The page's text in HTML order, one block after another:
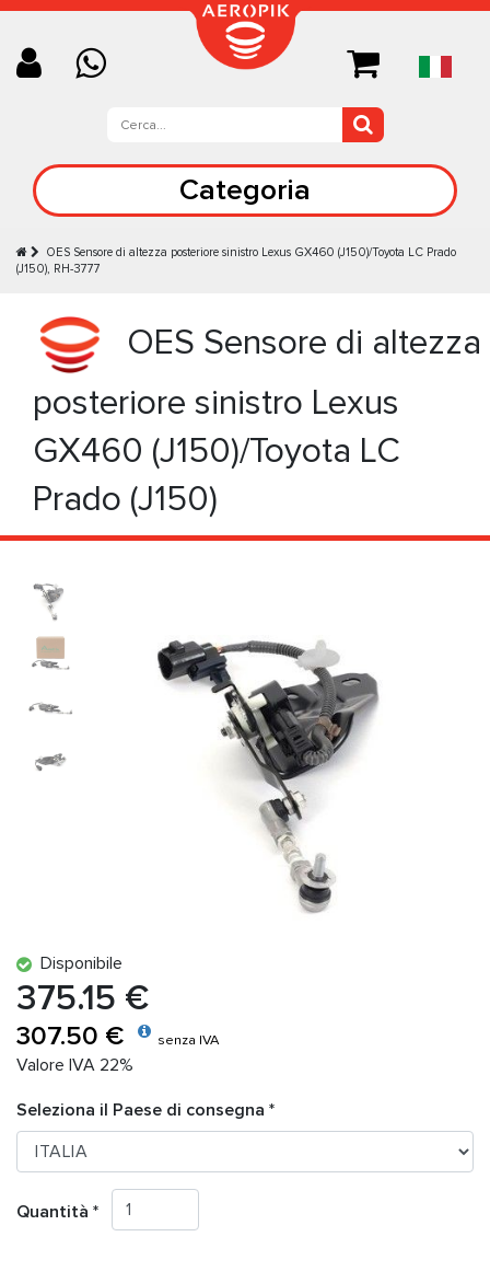
Categoria
OES Sensore di altezza posteriore sinistro Lexus GX460 (J150)/Toyota LC Prado
(J150), RH-3777
OES Sensore di altezza
posteriore sinistro Lexus
GX460 (J150)/Toyota LC
Prado (J150)
Disponibile
375.15 €
307.50 € senza IVA
Valore IVA 22%
Seleziona il Paese di consegna *
Quantità *